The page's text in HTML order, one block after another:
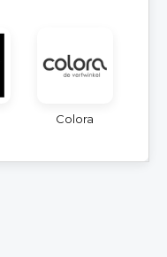
Colora